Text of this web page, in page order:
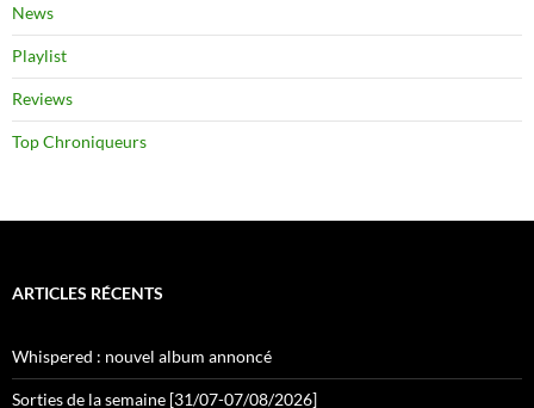
News
Playlist
Reviews
Top Chroniqueurs
ARTICLES RÉCENTS
Whispered : nouvel album annoncé
Sorties de la semaine [31/07-07/08/2026]